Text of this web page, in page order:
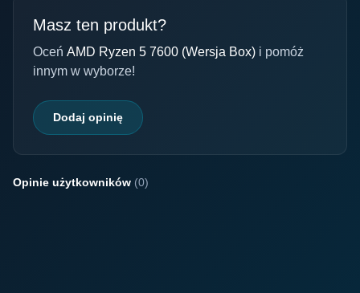
Masz ten produkt?
Oceń AMD Ryzen 5 7600 (Wersja Box) i pomóż
innym w wyborze!
Dodaj opinię
Opinie użytkowników (0)